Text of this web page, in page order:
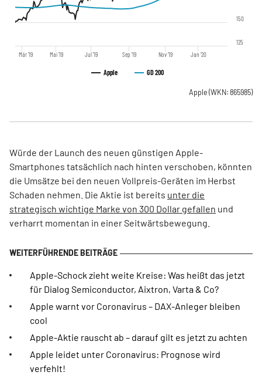
Apple GD 200
Mär '19 Mai '19 Jul '19 Sep '19 Nov '19 Jan '20
150
125
Apple (WKN: 865985)
Würde der Launch des neuen günstigen Apple-
Smartphones tatsächlich nach hinten verschoben, könnten
die Umsätze bei den neuen Vollpreis-Geräten im Herbst
Schaden nehmen. Die Aktie ist bereits unter die
strategisch wichtige Marke von 300 Dollar gefallen und
verharrt momentan in einer Seitwärtsbewegung.
Apple-Schock zieht weite Kreise: Was heißt das jetzt
für Dialog Semiconductor, Aixtron, Varta & Co?
Apple warnt vor Coronavirus – DAX-Anleger bleiben
cool
Apple-Aktie rauscht ab – darauf gilt es jetzt zu achten
Apple leidet unter Coronavirus: Prognose wird
verfehlt!